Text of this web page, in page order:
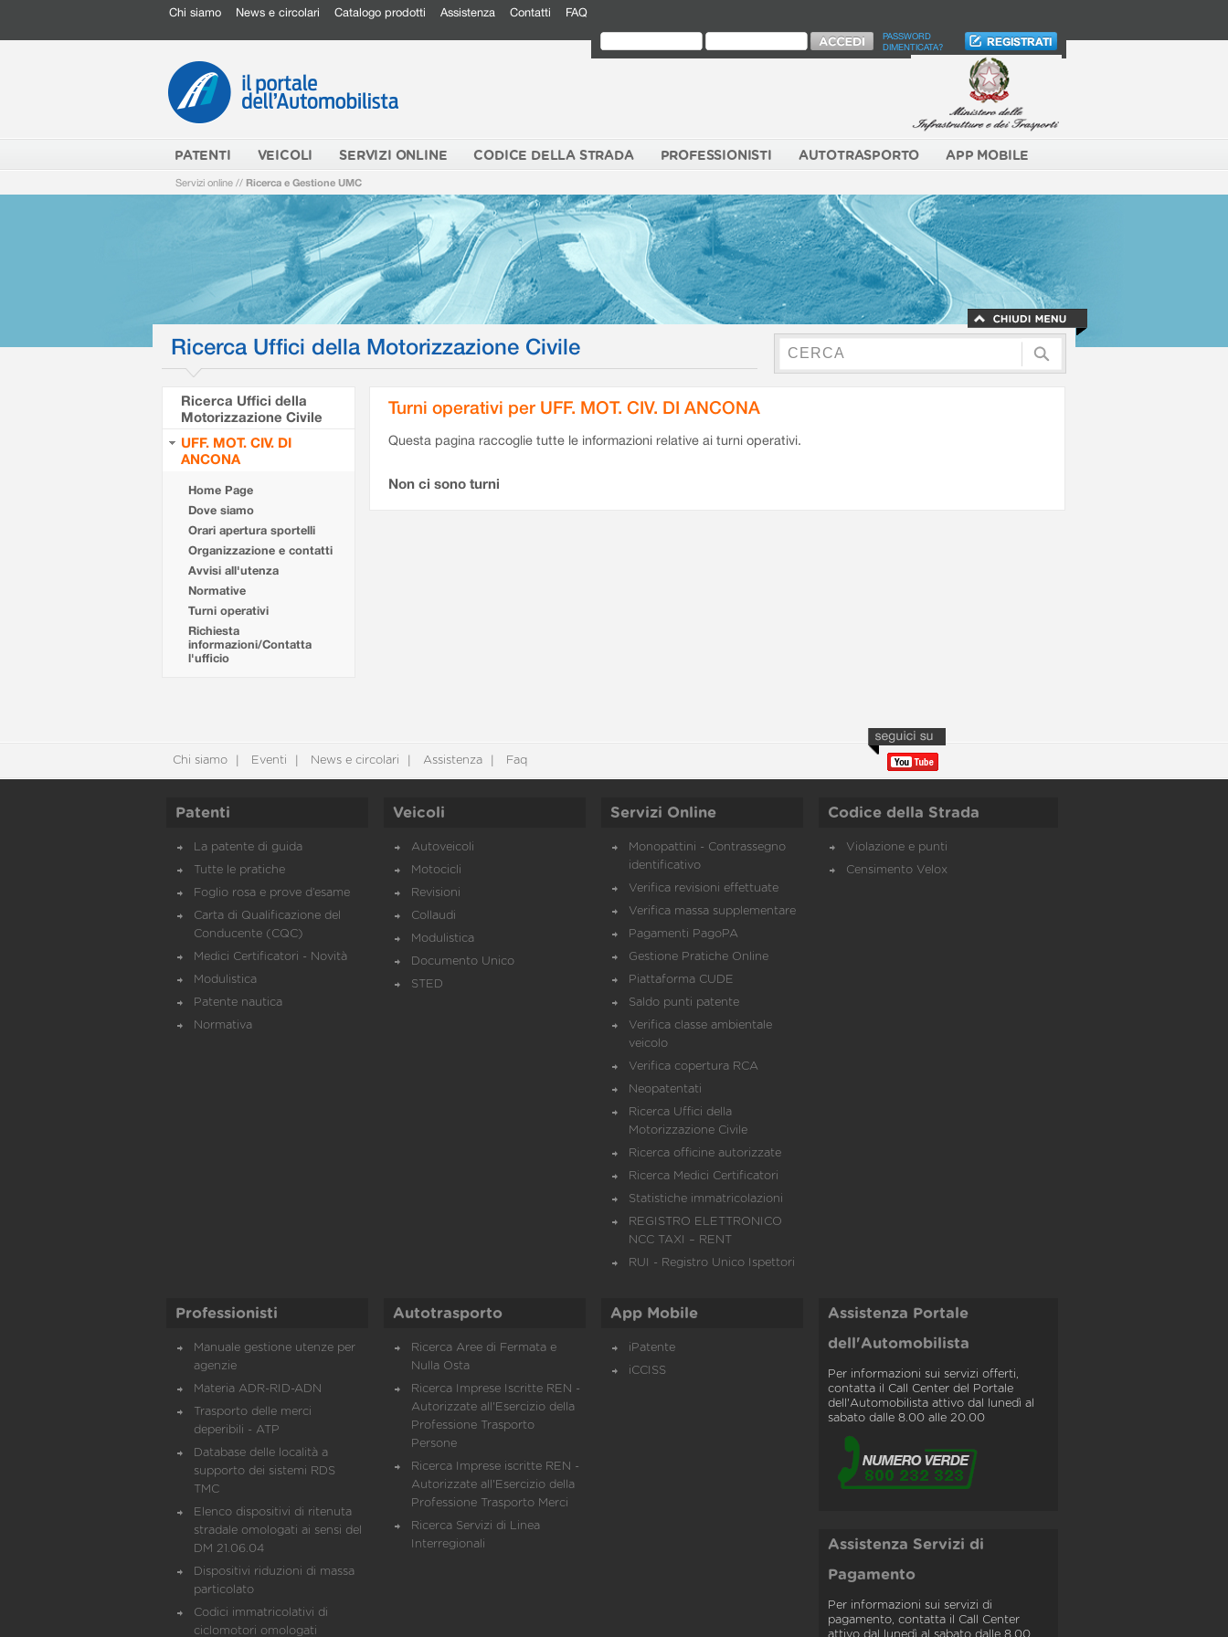
Chi siamo News e circolari Catalogo prodotti Assistenza Contatti FAQ
PASSWORD
DIMENTICATA?
PATENTI VEICOLI SERVIZI ONLINE CODICE DELLA STRADA PROFESSIONISTI AUTOTRASPORTO APP MOBILE
Servizi online // Ricerca e Gestione UMC
Ricerca Uffici della Motorizzazione Civile
Ricerca Uffici della
Motorizzazione Civile
UFF. MOT. CIV. DI
ANCONA
Home Page
Dove siamo
Orari apertura sportelli
Organizzazione e contatti
Avvisi all'utenza
Normative
Turni operativi
Richiesta
informazioni/Contatta
l'ufficio
Turni operativi per UFF. MOT. CIV. DI ANCONA
Questa pagina raccoglie tutte le informazioni relative ai turni operativi.
Non ci sono turni
Chi siamo Eventi News e circolari Assistenza Faq
Patenti
La patente di guida
Tutte le pratiche
Foglio rosa e prove d’esame
Carta di Qualificazione del
Conducente (CQC)
Medici Certificatori - Novità
Modulistica
Patente nautica
Normativa
Veicoli
Autoveicoli
Motocicli
Revisioni
Collaudi
Modulistica
Documento Unico
STED
Servizi Online
Monopattini - Contrassegno
identificativo
Verifica revisioni effettuate
Verifica massa supplementare
Pagamenti PagoPA
Gestione Pratiche Online
Piattaforma CUDE
Saldo punti patente
Verifica classe ambientale
veicolo
Verifica copertura RCA
Neopatentati
Ricerca Uffici della
Motorizzazione Civile
Ricerca officine autorizzate
Ricerca Medici Certificatori
Statistiche immatricolazioni
REGISTRO ELETTRONICO
NCC TAXI – RENT
RUI - Registro Unico Ispettori
Codice della Strada
Violazione e punti
Censimento Velox
Professionisti
Manuale gestione utenze per
agenzie
Materia ADR-RID-ADN
Trasporto delle merci
deperibili - ATP
Database delle località a
supporto dei sistemi RDS
TMC
Elenco dispositivi di ritenuta
stradale omologati ai sensi del
DM 21.06.04
Dispositivi riduzioni di massa
particolato
Codici immatricolativi di
ciclomotori omologati
Autotrasporto
Ricerca Aree di Fermata e
Nulla Osta
Ricerca Imprese Iscritte REN -
Autorizzate all'Esercizio della
Professione Trasporto
Persone
Ricerca Imprese iscritte REN -
Autorizzate all'Esercizio della
Professione Trasporto Merci
Ricerca Servizi di Linea
Interregionali
App Mobile
iPatente
iCCISS
Assistenza Portale
dell'Automobilista
Per informazioni sui servizi offerti,
contatta il Call Center del Portale
dell'Automobilista attivo dal lunedì al
sabato dalle 8.00 alle 20.00
Assistenza Servizi di
Pagamento
Per informazioni sui servizi di
pagamento, contatta il Call Center